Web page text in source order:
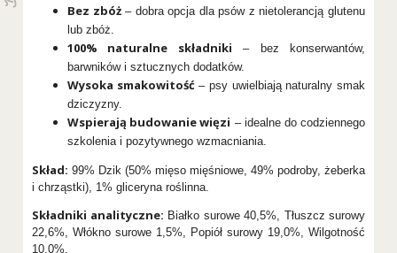
Bez zbóż– dobra opcja dla psów z nietolerancją glutenu
lub zbóż.
100% naturalne składniki – bez konserwantów,
barwników i sztucznych dodatków.
Wysoka smakowitość– psy uwielbiają naturalny smak
dziczyzny.
Wspierają budowanie więzi – idealne do codziennego
szkolenia i pozytywnego wzmacniania.
Skład: 99% Dzik (50% mięso mięśniowe, 49% podroby, żeberka
i chrząstki), 1% gliceryna roślinna.
Składniki analityczne: Białko surowe 40,5%, Tłuszcz surowy
22,6%, Włókno surowe 1,5%, Popiół surowy 19,0%, Wilgotność
10,0%.